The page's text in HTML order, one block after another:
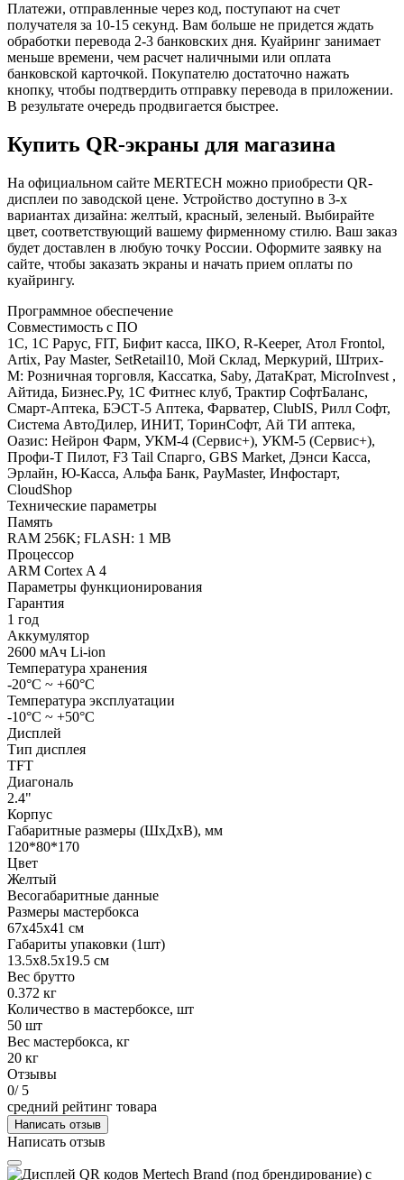
Платежи, отправленные через код, поступают на счет
получателя за 10-15 секунд. Вам больше не придется ждать
обработки перевода 2-3 банковских дня. Куайринг занимает
меньше времени, чем расчет наличными или оплата
банковской карточкой. Покупателю достаточно нажать
кнопку, чтобы подтвердить отправку перевода в приложении.
В результате очередь продвигается быстрее.
Купить QR-экраны для магазина
На официальном сайте MERTECH можно приобрести QR-
дисплеи по заводской цене. Устройство доступно в 3-х
вариантах дизайна: желтый, красный, зеленый. Выбирайте
цвет, соответствующий вашему фирменному стилю. Ваш заказ
будет доставлен в любую точку России. Оформите заявку на
сайте, чтобы заказать экраны и начать прием оплаты по
куайрингу.
Программное обеспечение
Совместимость с ПО
1С, 1С Рарус, FIT, Бифит касса, IIKO, R-Keeper, Атол Frontol,
Artix, Pay Master, SetRetail10, Мой Склад, Меркурий, Штрих-
М: Розничная торговля, Кассатка, Saby, ДатаКрат, MicroInvest ,
Айтида, Бизнес.Ру, 1С Фитнес клуб, Трактир СофтБаланс,
Смарт-Аптека, БЭСТ-5 Аптека, Фарватер, ClubIS, Рилл Софт,
Система АвтоДилер, ИНИТ, ТоринСофт, Ай ТИ аптека,
Оазис: Нейрон Фарм, УКМ-4 (Сервис+), УКМ-5 (Сервис+),
Профи-Т Пилот, F3 Tail Спарго, GBS Market, Дэнси Касса,
Эрлайн, Ю-Касса, Альфа Банк, PayMaster, Инфостарт,
CloudShop
Технические параметры
Память
RAM 256K; FLASH: 1 MB
Процессор
ARM Cortex A 4
Параметры функционирования
Гарантия
1 год
Аккумулятор
2600 мАч Li-ion
Температура хранения
-20°С ~ +60°С
Температура эксплуатации
-10°C ~ +50°C
Дисплей
Тип дисплея
TFT
Диагональ
2.4"
Корпус
Габаритные размеры (ШхДхВ), мм
120*80*170
Цвет
Желтый
Весогабаритные данные
Размеры мастербокса
67х45х41 см
Габариты упаковки (1шт)
13.5х8.5х19.5 см
Вес брутто
0.372 кг
Количество в мастербоксе, шт
50 шт
Вес мастербокса, кг
20 кг
Отзывы
0/ 5
средний рейтинг товара
Написать отзыв
Написать отзыв